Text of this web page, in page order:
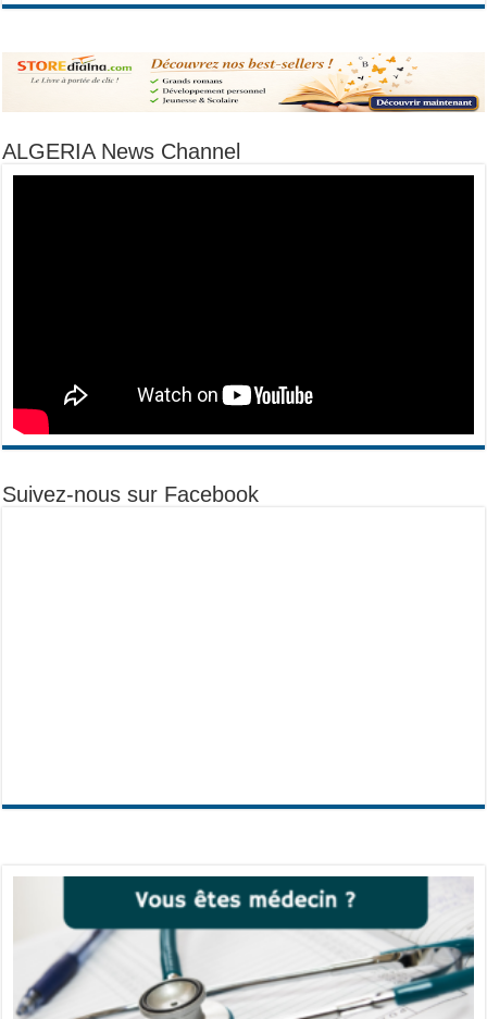
ALGERIA News Channel
Suivez-nous sur Facebook